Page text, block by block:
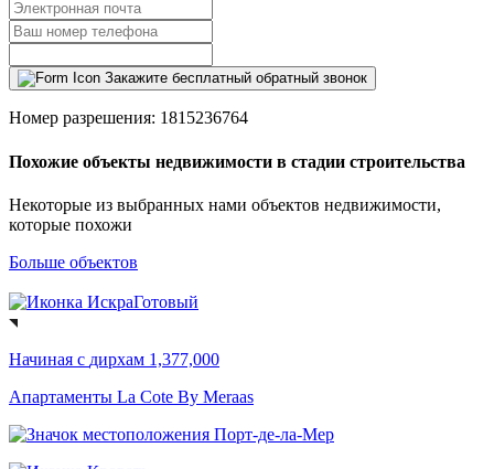
Закажите бесплатный обратный звонок
Номер разрешения: 1815236764
Похожие объекты недвижимости в стадии строительства
Некоторые из выбранных нами объектов недвижимости,
которые похожи
Больше объектов
Готовый
Начиная с дирхам 1,377,000
Апартаменты La Cote By Meraas
Порт-де-ла-Мер